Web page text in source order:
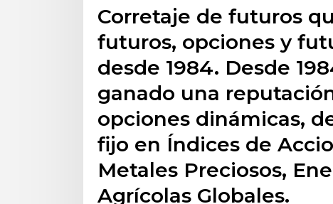
Corretaje de futuros
futuros, opciones y
desde 1984. Desde
ganado una
opciones dinámicas,
fijo en Índices de
Metales Preciosos,
Agrícolas Globales.